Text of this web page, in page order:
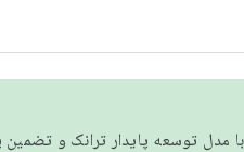
شدن با مدل توسعه پایدار ترانک و